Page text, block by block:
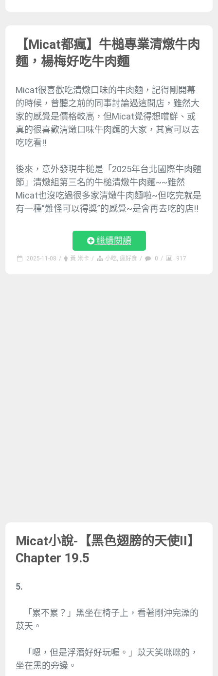
【Micat都瘋】牛槌專業清燉牛肉
麵，楊梅好吃牛肉麵
Micat很喜歡吃清燉口味的牛肉麵，記得剛開幕
的時候，曾聽之前的同事討論過這間店，雖然大
家的感覺是價格較高，但Micat覺得想嚐鮮、或
真的很喜歡清燉口味牛肉麵的大家，其實可以去
吃吃看!!
後來，意外發現牛槌是「2025年台北國際牛肉麵
節」清燉組第三名的牛槌清燉牛肉麵~~雖然
Micat也沒吃過很多家清燉牛肉麵啦~但吃完就是
有一種”難怪可以得獎”的感覺~是會再去吃的店!!
繼續閱讀
2025-11-08 / 黃 米卡 / 小吃 ,瘋好食 / 0 / 917
Micat小說-【黑色翅膀的天使II】
Chapter 19.5
5.
「累不累？」黑坐在椅子上，看著剛沖完澡的
苡天。
「嗯，但是浮潛好好玩喔。」苡天笑咪咪的，
坐在黑的旁邊。